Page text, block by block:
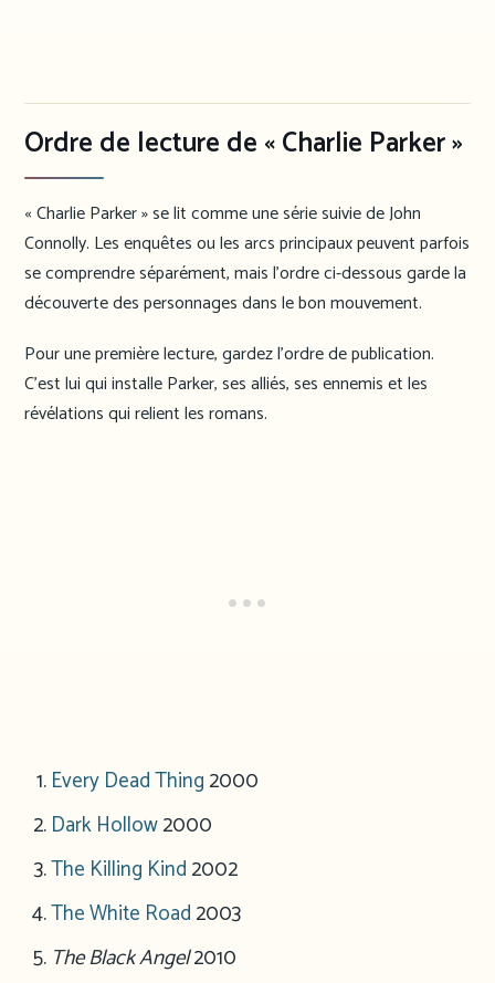
Ordre de lecture de « Charlie Parker »
« Charlie Parker » se lit comme une série suivie de John
Connolly. Les enquêtes ou les arcs principaux peuvent parfois
se comprendre séparément, mais l’ordre ci-dessous garde la
découverte des personnages dans le bon mouvement.
Pour une première lecture, gardez l’ordre de publication.
C’est lui qui installe Parker, ses alliés, ses ennemis et les
révélations qui relient les romans.
Every Dead Thing2000
Dark Hollow2000
The Killing Kind2002
The White Road2003
The Black Angel2010